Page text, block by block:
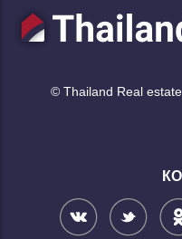
© Thailand Real